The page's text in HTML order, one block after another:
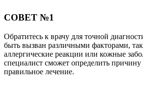
СОВЕТ №1
Обратитесь к врачу для точной
быть вызван различными факторами,
аллергические реакции или кожные
специалист сможет определить причину
правильное лечение.